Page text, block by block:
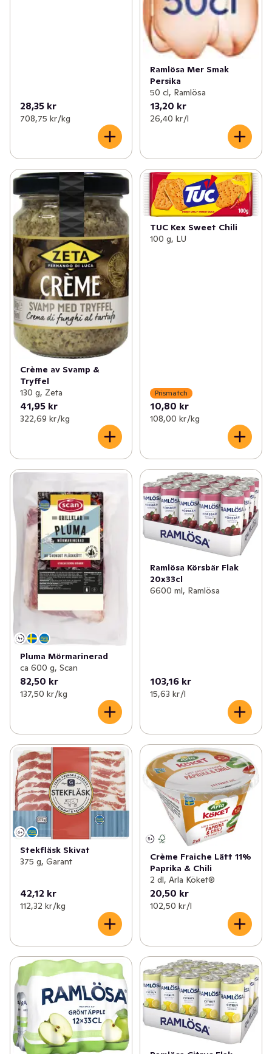
28,35 kr
708,75 kr /kg
Ramlösa Mer Smak
Persika
50 cl, Ramlösa
13,20 kr
26,40 kr /l
Crème av Svamp &
Tryffel
130 g, Zeta
41,95 kr
322,69 kr /kg
TUC Kex Sweet Chili
100 g, LU
Prismatch
10,80 kr
108,00 kr /kg
Pluma Mörmarinerad
ca 600 g, Scan
82,50 kr
137,50 kr /kg
Ramlösa Körsbär Flak
20x33cl
6600 ml, Ramlösa
103,16 kr
15,63 kr /l
Stekfläsk Skivat
375 g, Garant
42,12 kr
112,32 kr /kg
Crème Fraiche Lätt 11%
Paprika & Chili
2 dl, Arla Köket®
20,50 kr
102,50 kr /l